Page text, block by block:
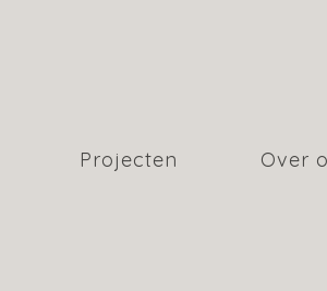
Projecten Over